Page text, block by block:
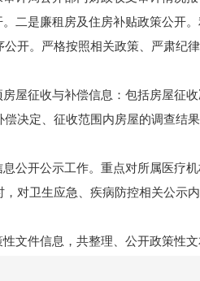
二是廉租房及住房补贴政策公开
开。严格按照相关政策、严肃纪
屋征收与补偿信息：包括房屋征
决定、征收范围内房屋的调查结
公开公示工作。重点对所属医疗
对卫生应急、疾病防控相关公示
文件信息，共整理、公开政策性